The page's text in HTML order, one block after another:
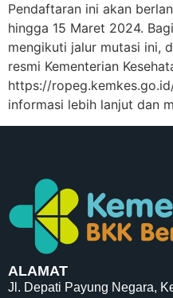
Pendaftaran ini akan
hingga 15 Maret 2024.
mengikuti jalur mutasi ini,
resmi Kementerian
https://
informasi lebih lanjut dan
ALAMAT
Jl. Depati Payung Negara,